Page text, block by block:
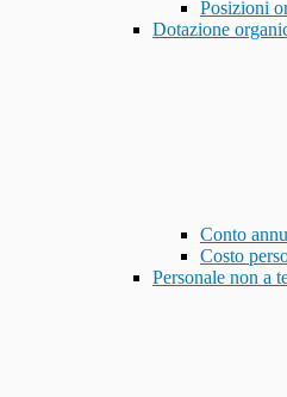
Posizioni
Dotazione
Conto
Costo
Personale non a